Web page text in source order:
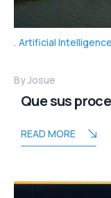
Artificial Intelligence
ByJosue
Que sus
READ MORE